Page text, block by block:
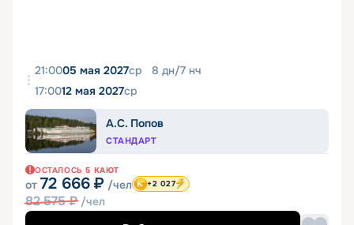
21:0005 мая 2027ср 8 дн/7 нч
17:0012 мая 2027ср
А.С. Попов
СТАНДАРТ
ОСТАЛОСЬ 5 КАЮТ
от 72 666 ₽ /чел
82 575₽ /чел
+2 027